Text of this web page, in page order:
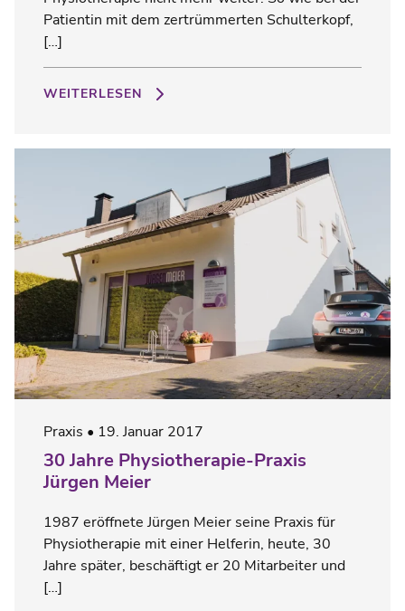
Patientin mit dem zertrümmerten Schulterkopf,
[…]
WEITERLESEN
Praxis 19. Januar 2017
30 Jahre Physiotherapie-Praxis
Jürgen Meier
1987 eröffnete Jürgen Meier seine Praxis für
Physiotherapie mit einer Helferin, heute, 30
Jahre später, beschäftigt er 20 Mitarbeiter und
[…]